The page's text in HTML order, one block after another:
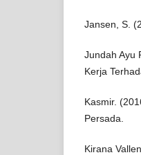
Jansen, S.
Jundah Ayu
Kerja
Kasmir.
Persada.
Kirana